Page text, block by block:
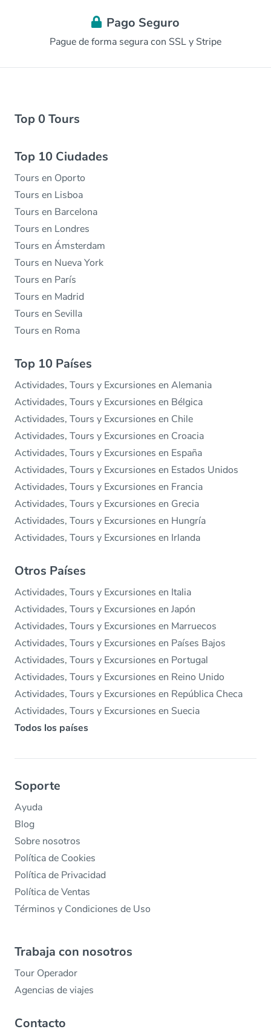
Pago Seguro
Pague de forma segura con SSL y Stripe
Top 0 Tours
Top 10 Ciudades
Tours en Oporto
Tours en Lisboa
Tours en Barcelona
Tours en Londres
Tours en Ámsterdam
Tours en Nueva York
Tours en París
Tours en Madrid
Tours en Sevilla
Tours en Roma
Top 10 Países
Actividades, Tours y Excursiones en Alemania
Actividades, Tours y Excursiones en Bélgica
Actividades, Tours y Excursiones en Chile
Actividades, Tours y Excursiones en Croacia
Actividades, Tours y Excursiones en España
Actividades, Tours y Excursiones en Estados Unidos
Actividades, Tours y Excursiones en Francia
Actividades, Tours y Excursiones en Grecia
Actividades, Tours y Excursiones en Hungría
Actividades, Tours y Excursiones en Irlanda
Otros Países
Actividades, Tours y Excursiones en Italia
Actividades, Tours y Excursiones en Japón
Actividades, Tours y Excursiones en Marruecos
Actividades, Tours y Excursiones en Países Bajos
Actividades, Tours y Excursiones en Portugal
Actividades, Tours y Excursiones en Reino Unido
Actividades, Tours y Excursiones en República Checa
Actividades, Tours y Excursiones en Suecia
Todos los países
Soporte
Ayuda
Blog
Sobre nosotros
Política de Cookies
Política de Privacidad
Política de Ventas
Términos y Condiciones de Uso
Trabaja con nosotros
Tour Operador
Agencias de viajes
Contacto